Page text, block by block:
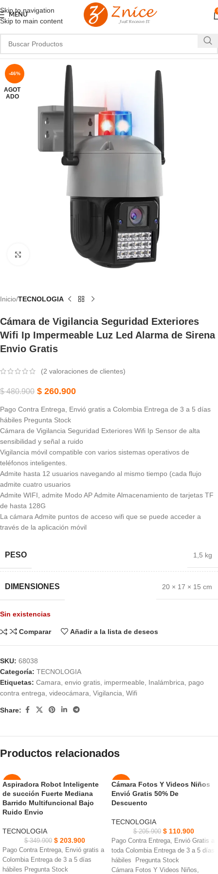
Skip to navigation
Skip to main content
MENU
-46%
AGOT
ADO
Haga Clic Para Ampliar
Inicio TECNOLOGIA
Cámara de Vigilancia Seguridad Exteriores
Wifi Ip Impermeable Luz Led Alarma de Sirena
Envio Gratis
(2 valoraciones de clientes)
$480.900 $ 260.900
Pago Contra Entrega, Envió gratis a Colombia Entrega de 3 a 5 días
hábiles Pregunta Stock
Cámara de Vigilancia Seguridad Exteriores Wifi Ip Sensor de alta
sensibilidad y señal a ruido
Vigilancia móvil compatible con varios sistemas operativos de
teléfonos inteligentes.
Admite hasta 12 usuarios navegando al mismo tiempo (cada flujo
admite cuatro usuarios
Admite WIFI, admite Modo AP Admite Almacenamiento de tarjetas TF
de hasta 128G
La cámara Admite puntos de acceso wifi que se puede acceder a
través de la aplicación móvil
PESO 1,5 kg
DIMENSIONES 20 × 17 × 15 cm
Sin existencias
Comparar Añadir a la lista de deseos
SKU: 68038
Categoría: TECNOLOGIA
Etiquetas: Camara, envio gratis, impermeable, Inalámbrica, pago
contra entrega, videocámara, Vigilancia, Wifi
Share:
Productos relacionados
-42%
AGOT
ADO
Aspiradora Robot Inteligente
de succión Fuerte Mediana
Barrido Multifuncional Bajo
Ruido Envio
TECNOLOGIA
$349.900 $203.900
Pago Contra Entrega, Envió gratis a
Colombia Entrega de 3 a 5 días
hábiles Pregunta Stock
-46%
AGOT
ADO
NUEVO
Cámara Fotos Y Videos Niños
Envió Gratis 50% De
Descuento
TECNOLOGIA
$205.900 $110.900
Pago Contra Entrega, Envió Gratis a
toda Colombia Entrega de 3 a 5 días
hábiles Pregunta Stock
Cámara Fotos Y Videos Niños,